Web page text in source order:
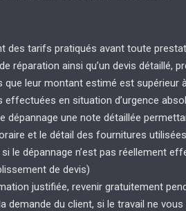
des tarifs pratiqués avant toute
réparation ainsi qu’un devis détaillé,
que leur montant estimé est supérieur
effectuées en situation d’urgence
dépannage une note détaillée
et le détail des fournitures utilisées.
le dépannage n’est pas réellement
de devis)
justifiée, revenir gratuitement
demande du client, si le travail ne vous